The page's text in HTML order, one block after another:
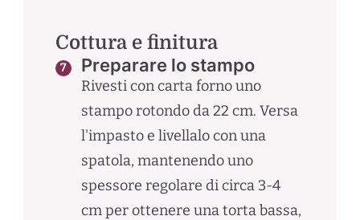
Cottura e finitura
Preparare lo stampo
Rivesti con carta forno uno
stampo rotondo da 22 cm. Versa
l'impasto e livellalo con una
spatola, mantenendo uno
spessore regolare di circa 3-4
cm per ottenere una torta bassa,